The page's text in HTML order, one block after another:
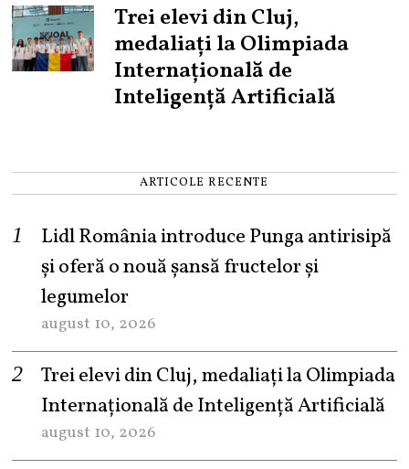
Trei elevi din Cluj,
medaliați la Olimpiada
Internațională de
Inteligență Artificială
ARTICOLE RECENTE
Lidl România introduce Punga antirisipă
și oferă o nouă șansă fructelor și
legumelor
august 10, 2026
Trei elevi din Cluj, medaliați la Olimpiada
Internațională de Inteligență Artificială
august 10, 2026